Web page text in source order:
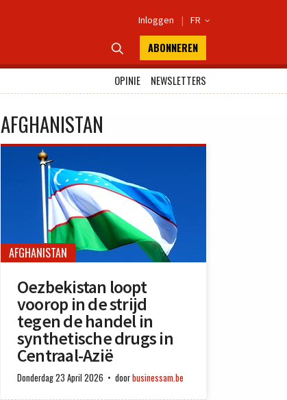
Inloggen | FR 
 ABONNEREN
OPINIE
NEWSLETTERS
AFGHANISTAN
AFGHANISTAN
Oezbekistan loopt
voorop in de strijd
tegen de handel in
synthetische drugs in
Centraal-Azië
Donderdag 23 April 2026 doorbusinessam.be